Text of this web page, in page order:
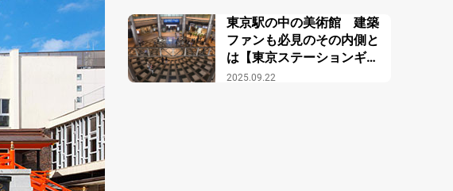
2025.09.22
東京駅の中の美術館 建築
ファンも必見のその内側と
は【東京ステーションギャ
ラリー】